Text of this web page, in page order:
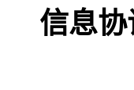
信息协